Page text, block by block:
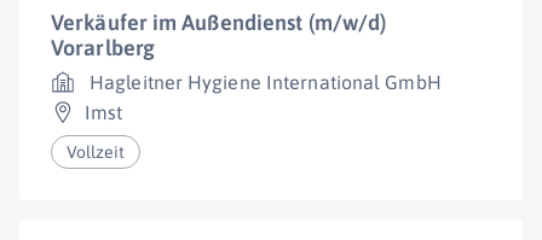
Verkäufer im Außendienst (m/w/d)
Vorarlberg
Hagleitner Hygiene International GmbH
Imst
Vollzeit